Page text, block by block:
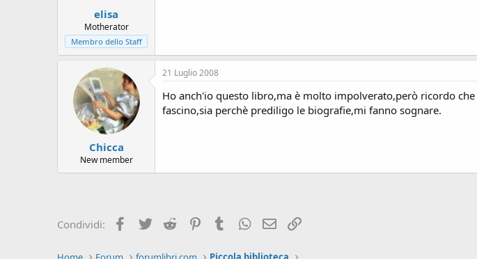
elisa
Motherator
Membro dello Staff
Chicca
New member
21 Luglio 2008
Ho anch'io questo libro,ma è molto impolverato,però ricordo
fascino,sia perchè prediligo le biografie,mi fanno sognare.
Condividi: Facebook
Twitter Reddit PinterestTumblr WhatsApp
e-mail